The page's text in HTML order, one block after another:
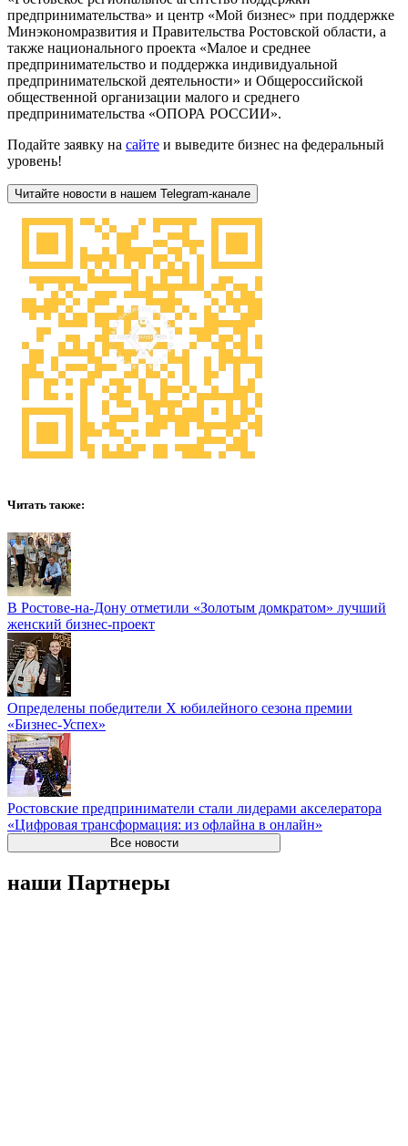
предпринимательства» и центр «Мой бизнес» при поддержке
Минэкономразвития и Правительства Ростовской области, а
также национального проекта «Малое и среднее
предпринимательство и поддержка индивидуальной
предпринимательской деятельности» и Общероссийской
общественной организации малого и среднего
предпринимательства «ОПОРА РОССИИ».
Подайте заявку на сайте и выведите бизнес на федеральный
уровень!
Читайте новости в нашем Telegram-канале
Читать также:
В Ростове-на-Дону отметили «Золотым домкратом» лучший
женский бизнес-проект
Определены победители Х юбилейного сезона премии
«Бизнес-Успех»
Ростовские предприниматели стали лидерами акселератора
«Цифровая трансформация: из офлайна в онлайн»
Все новости
наши Партнеры